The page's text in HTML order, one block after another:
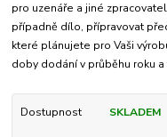
pro uzenáře a jiné
případně dílo, přípravovat
které plánujete pro Vaši
doby dodání v průběhu roku a
Dostupnost SKLADEM